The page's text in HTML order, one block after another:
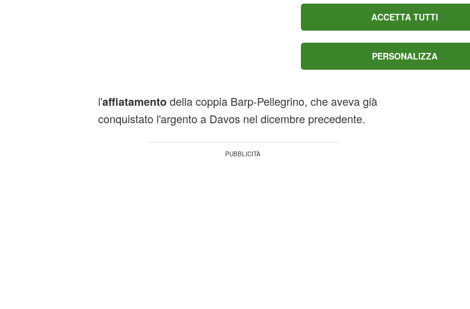
(Ogden/Schumacher), mentre Graz e Carollo si sono
piazzati quarti con la seconda squadra italiana.
La forma della coppia azzurra
l'affiatamentodella coppia Barp-Pellegrino, che aveva già
conquistato l'argento a Davos nel dicembre precedente.
ACCETTA TUTTI
PERSONALIZZA